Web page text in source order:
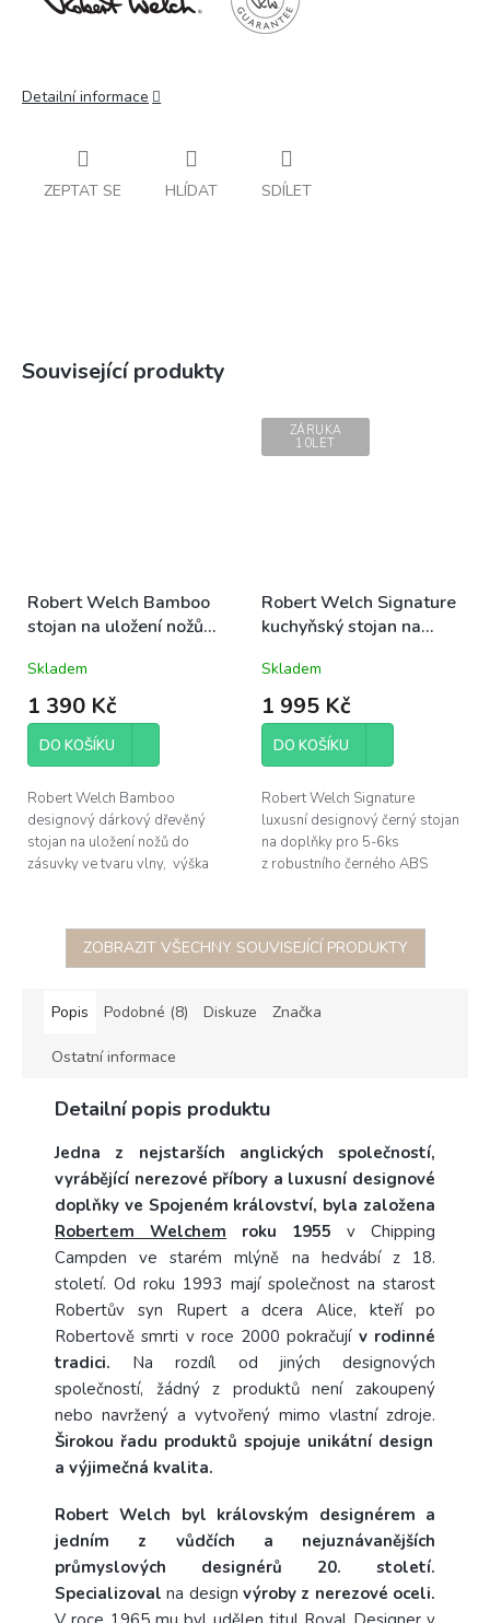
Detailní informace
ZEPTAT SE HLÍDAT SDÍLET
Související produkty
Robert Welch Bamboo
stojan na uložení nožů
Skladem
1 390 Kč
DO KOŠÍKU
Robert Welch Bamboo
designový dárkový dřevěný
stojan na uložení nožů do
zásuvky ve tvaru vlny, výška
nožů...
ZÁRUKA
10LET
Robert Welch Signature
kuchyňský stojan na
doplňků)
Skladem
1 995 Kč
DO KOŠÍKU
Robert Welch Signature
luxusní designový černý stojan
na doplňky pro 5-6ks
z robustního černého ABS
14,2cm, průměr...
ZOBRAZIT VŠECHNY SOUVISEJÍCÍ PRODUKTY
Popis Podobné (8) Diskuze Značka
Ostatní informace
Detailní popis produktu
Jedna z nejstarších anglických společností,
vyrábějící nerezové příbory a luxusní designové
doplňky ve Spojeném království, byla založena
Robertem Welchem roku 1955 v Chipping
Campden ve starém mlýně na hedvábí z 18.
století. Od roku 1993 mají společnost na starost
Robertův syn Rupert a dcera Alice, kteří po
Robertově smrti v roce 2000 pokračují v rodinné
tradici. Na rozdíl od jiných designových
společností, žádný z produktů není zakoupený
nebo navržený a vytvořený mimo vlastní zdroje.
Širokou řadu produktů spojuje unikátní design
a výjimečná kvalita.
Robert Welch byl královským designérem a
jedním z vůdčích a nejuznávanějších
průmyslových designérů 20. století.
Specializoval na design výroby z nerezové oceli.